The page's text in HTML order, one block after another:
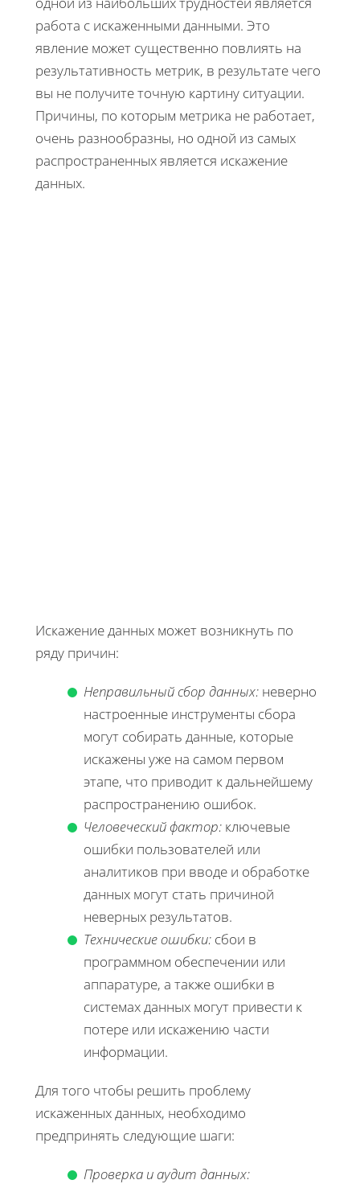
работа с искаженными данными. Это
явление может существенно повлиять на
результативность метрик, в результате чего
вы не получите точную картину ситуации.
Причины, по которым метрика не работает,
очень разнообразны, но одной из самых
распространенных является искажение
данных.
Искажение данных может возникнуть по
ряду причин:
Неправильный сбор данных: неверно
настроенные инструменты сбора
могут собирать данные, которые
искажены уже на самом первом
этапе, что приводит к дальнейшему
распространению ошибок.
Человеческий фактор: ключевые
ошибки пользователей или
аналитиков при вводе и обработке
данных могут стать причиной
неверных результатов.
Технические ошибки: сбои в
программном обеспечении или
аппаратуре, а также ошибки в
системах данных могут привести к
потере или искажению части
информации.
Для того чтобы решить проблему
искаженных данных, необходимо
предпринять следующие шаги:
Проверка и аудит данных: